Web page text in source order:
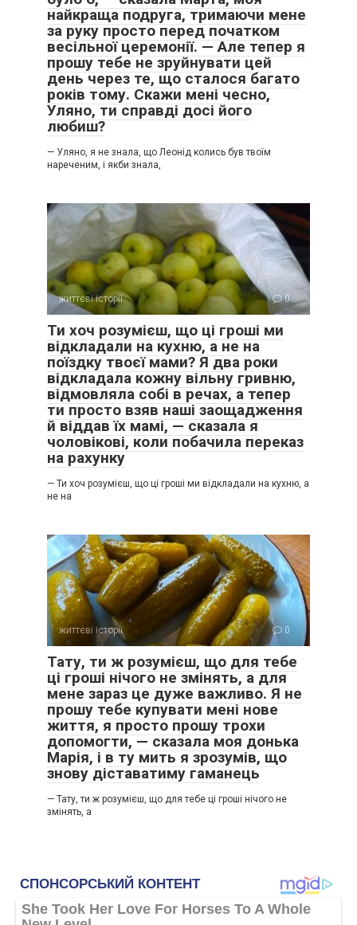
найкраща подруга, тримаючи мене
за руку просто перед початком
весільної церемонії. — Але тепер я
прошу тебе не зруйнувати цей
день через те, що сталося багато
років тому. Скажи мені чесно,
Уляно, ти справді досі його
любиш?
— Уляно, я не знала, що Леонід колись був твоїм
нареченим, і якби знала,
життєві історії 0
Ти хоч розумієш, що ці гроші ми
відкладали на кухню, а не на
поїздку твоєї мами? Я два роки
відкладала кожну вільну гривню,
відмовляла собі в речах, а тепер
ти просто взяв наші заощадження
й віддав їх мамі, — сказала я
чоловікові, коли побачила переказ
на рахунку
— Ти хоч розумієш, що ці гроші ми відкладали на кухню, а
не на
життєві історії 0
Тату, ти ж розумієш, що для тебе
ці гроші нічого не змінять, а для
мене зараз це дуже важливо. Я не
прошу тебе купувати мені нове
життя, я просто прошу трохи
допомогти, — сказала моя донька
Марія, і в ту мить я зрозумів, що
знову діставатиму гаманець
— Тату, ти ж розумієш, що для тебе ці гроші нічого не
змінять, а